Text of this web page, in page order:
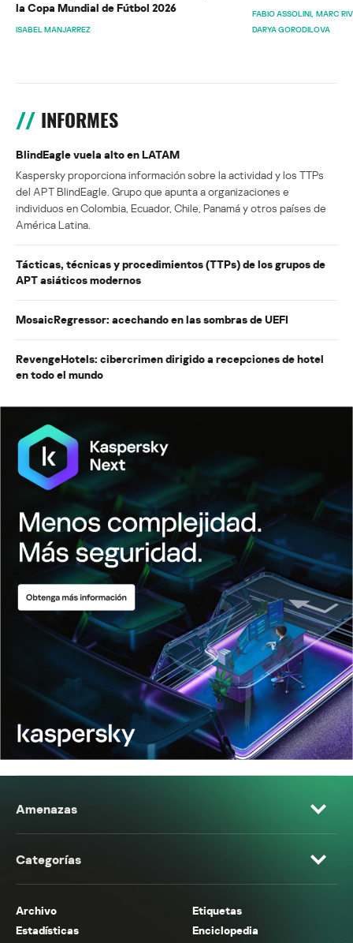
la Copa Mundial de Fútbol 2026
ISABEL MANJARREZ
FABIO ASSOLINI MARC
DARYA GORODILOVA
INFORMES
BlindEagle vuela alto en LATAM
Kaspersky proporciona información sobre la actividad y los TTPs
del APT BlindEagle. Grupo que apunta a organizaciones e
individuos en Colombia, Ecuador, Chile, Panamá y otros países de
América Latina.
Tácticas, técnicas y procedimientos (TTPs) de los grupos de
APT asiáticos modernos
MosaicRegressor: acechando en las sombras de UEFI
RevengeHotels: cibercrimen dirigido a recepciones de hotel
en todo el mundo
Amenazas
Categorías
Archivo
Etiquetas
Estadísticas
Enciclopedia